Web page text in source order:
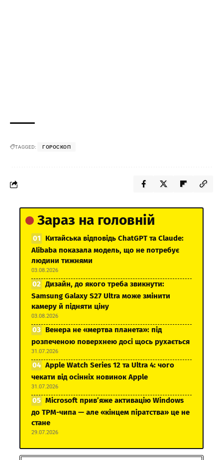
TAGGED: ГОРОСКОП
Зараз на головній
Китайська відповідь ChatGPT та Claude:
Alibaba показала модель, що не потребує
людини тижнями
03.08.2026
Дизайн, до якого треба звикнути:
Samsung Galaxy S27 Ultra може змінити
камеру й підняти ціну
03.08.2026
Венера не «мертва планета»: під
розпеченою поверхнею досі щось рухається
31.07.2026
Apple Watch Series 12 та Ultra 4: чого
чекати від осінніх новинок Apple
31.07.2026
Microsoft прив’яже активацію Windows
до TPM-чипа — але «кінцем піратства» це не
стане
29.07.2026